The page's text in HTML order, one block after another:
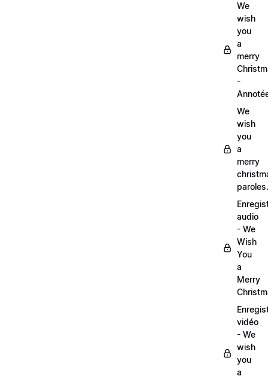
We
wish
you
a
merry
-
We
wish
you
a
merry
audio
- We
Wish
You
a
Merry
vidéo
- We
wish
you
a